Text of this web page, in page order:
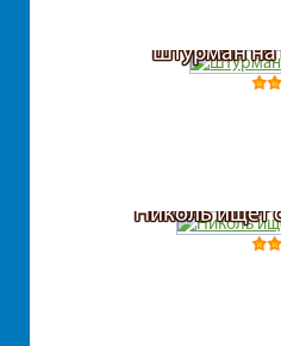
Штурман на
Николь ищет